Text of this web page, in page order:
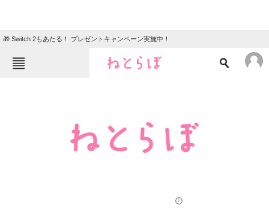
🎁 Switch 2もあたる！ プレゼントキャンペーン実施中！
クイズ
地域